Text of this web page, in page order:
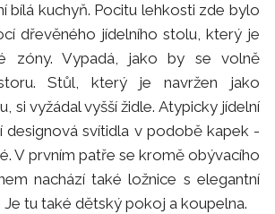
bílá kuchyň. Pocitu lehkosti zde bylo
dřevěného jídelního stolu, který je
zóny. Vypadá, jako by se volně
Stůl, který je navržen jako
si vyžádal vyšší židle. Atypicky jídelní
svítidla v podobě kapek -
V prvním patře se kromě obývacího
nachází také ložnice s elegantní
tu také dětský pokoj a koupelna.